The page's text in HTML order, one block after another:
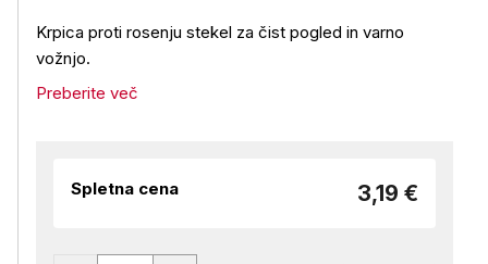
Krpica proti rosenju stekel za čist pogled in varno
vožnjo.
Preberite več
Spletna cena 3,19 €